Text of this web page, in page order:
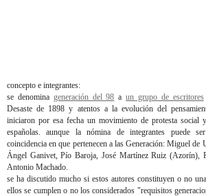
concepto e integrantes:
se denomina generación del 98 aun grupo de escritores
Desaste de 1898 y atentos a la evolución del
iniciaron por esa fecha un movimiento de protesta social
españolas. aunque la nómina de integrantes puede
coincidencia en que pertenecen a las Generación: Miguel de
Ángel Ganivet, Pío Baroja, José Martínez Ruiz (Azorín),
Antonio Machado.
se ha discutido mucho si estos autores constituyen o no
ellos se cumplen o no los considerados "requisitos